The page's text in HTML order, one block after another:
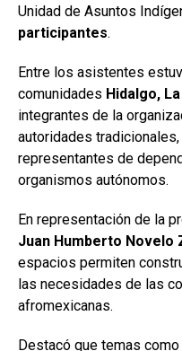
Unidad de Asuntos
participantes.
Entre los asistentes
comunidades Hidalgo,
integrantes de la
autoridades
representantes de
organismos autónomos.
En representación de la
Juan Humberto Novelo
espacios permiten
las necesidades de las
afromexicanas.
Destacó que temas